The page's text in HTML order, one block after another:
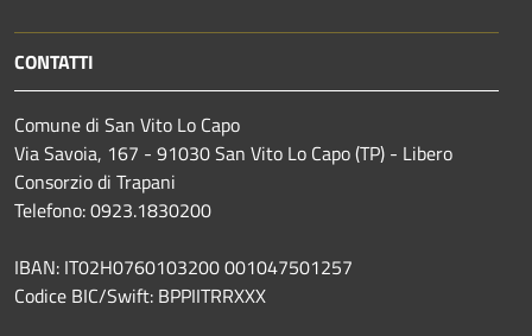
CONTATTI
Comune di San Vito Lo Capo
Via Savoia, 167 - 91030 San Vito Lo Capo (TP) - Libero
Consorzio di Trapani
Telefono: 0923.1830200
IBAN: IT02H0760103200 001047501257
Codice BIC/Swift: BPPIITRRXXX